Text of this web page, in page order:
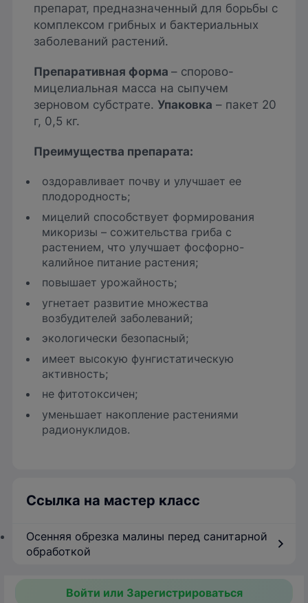
препарат, предназначенный для борьбы с
комплексом грибных и бактериальных
заболеваний растений.
Препаративная форма– спорово-
мицелиальная масса на сыпучем
зерновом субстрате. Упаковка – пакет 20
г, 0,5 кг.
Преимущества препарата:
оздоравливает почву и улучшает ее
плодородность;
мицелий способствует формирования
микоризы – сожительства гриба с
растением, что улучшает фосфорно-
калийное питание растения;
повышает урожайность;
угнетает развитие множества
возбудителей заболеваний;
экологически безопасный;
имеет высокую фунгистатическую
активность;
не фитотоксичен;
уменьшает накопление растениями
радионуклидов.
Ссылка на мастер класс
Осенняя обрезка малины перед санитарной
обработкой
Войти или Зарегистрироваться